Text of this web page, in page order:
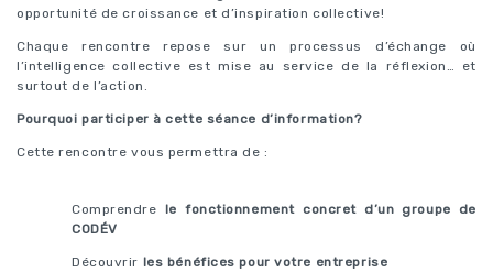
opportunité de croissance et d’inspiration collective!
Chaque rencontre repose sur un processus d’échange où
l’intelligence collective est mise au service de la réflexion… et
surtout de l’action.
Pourquoi participer à cette séance d’information?
Cette rencontre vous permettra de :
Comprendre le fonctionnement concret d’un groupe de
CODÉV
Découvrir les bénéfices pour votre entreprise